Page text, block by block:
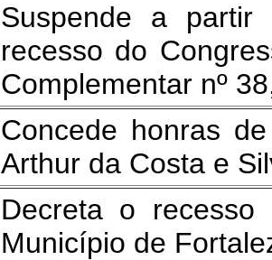
Suspende a
recesso do
Complementar nº
Concede honras
Arthur da Costa e
Decreta o
Município de